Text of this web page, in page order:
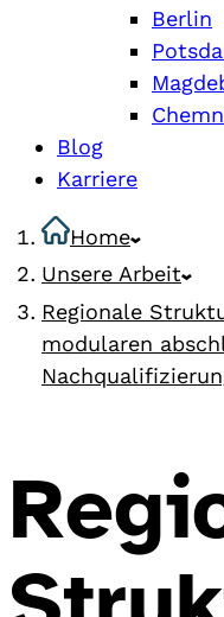
Berlin
Blog
Karriere
Home
Unsere Arbeit
Regionale
modularen